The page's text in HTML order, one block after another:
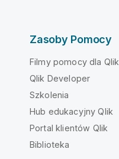
Zasoby Pomocy
Filmy pomocy dla Qlik
Qlik Developer
Szkolenia
Hub edukacyjny Qlik
Portal klientów Qlik
Biblioteka